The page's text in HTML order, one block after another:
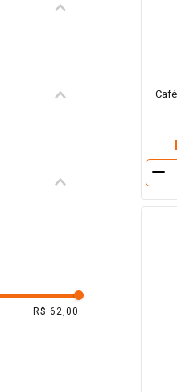
R$ 62,00